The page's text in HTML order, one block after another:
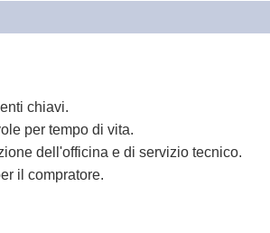
chiavi.
per tempo di vita.
dell'officina e di servizio tecnico.
il compratore.